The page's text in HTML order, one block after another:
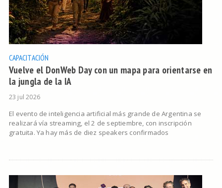
CAPACITACIÓN
Vuelve el DonWeb Day con un mapa para orientarse en
la jungla de la IA
23 jul 2026
El evento de inteligencia artificial más grande de Argentina se
realizará vía streaming, el 2 de septiembre, con inscripción
gratuita. Ya hay más de diez speakers confirmados